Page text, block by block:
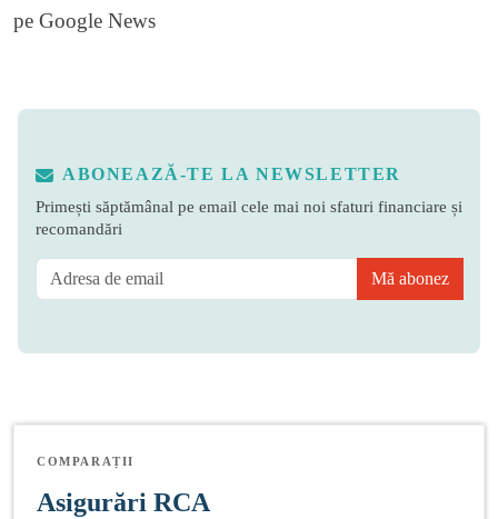
pe Google News
ABONEAZĂ-TE LA NEWSLETTER
Primești săptămânal pe email cele mai noi sfaturi financiare și
recomandări
Mă abonez
COMPARAȚII
Asigurări RCA